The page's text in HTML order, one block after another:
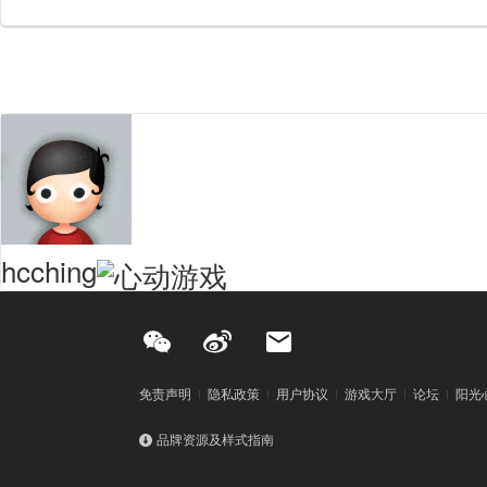
hcching
免责声明 隐私政策 用户协议 游戏大厅 论坛 阳光
品牌资源及样式指南